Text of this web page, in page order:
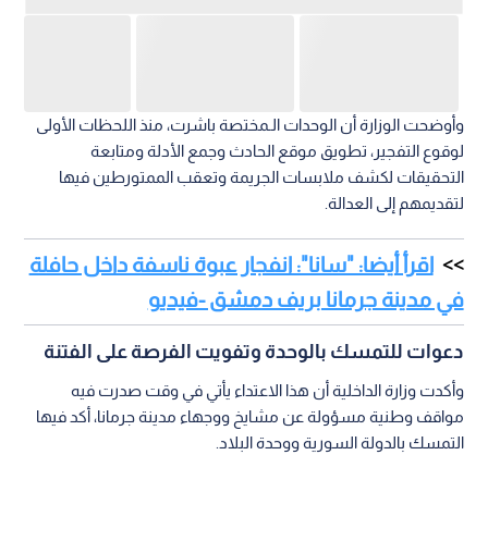
وأوضحت الوزارة أن الوحدات الـمختصة باشرت، منذ اللحظات الأولى
لوقوع التفجير، تطويق موقع الحادث وجمع الأدلة ومتابعة
التحقيقات لكشف ملابسات الجريمة وتعقب الممتورطين فيها
لتقديمهم إلى العدالة.
اقرأ أيضا: "سانا": انفجار عبوة ناسفة داخل حافلة
في مدينة جرمانا بريف دمشق -فيديو
دعوات للتمسك بالوحدة وتفويت الفرصة على الفتنة
وأكدت وزارة الداخلية أن هذا الاعتداء يأتي في وقت صدرت فيه
مواقف وطنية مسؤولة عن مشايخ ووجهاء مدينة جرمانا، أكد فيها
التمسك بالدولة السورية ووحدة البلاد.